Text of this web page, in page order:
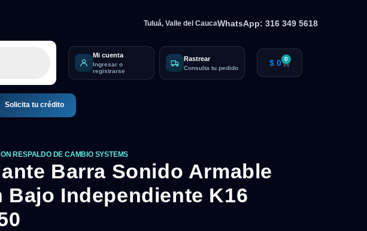
Tuluá, Valle del CaucaWhatsApp: 316 349 5618
Mi cuenta
Ingresar o
registrarse
Rastrear
Consulta tu pedido $ 0 0
Solicita tu crédito
RESPALDO DE CAMBIO SYSTEMS
Barra Sonido Armable
Bajo Independiente K16